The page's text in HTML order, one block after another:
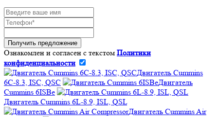
Получить предложение
Ознакомлен и согласен с текстом Политики
конфиденциальности
Двигатель Cummins
6C-8.3, ISC, QSC
Двигатель
Cummins 6ISBe
Двигатель Cummins 6L-8.9, ISL, QSL
Двигатель Cummins Air